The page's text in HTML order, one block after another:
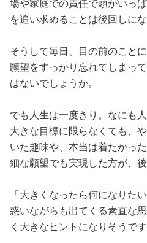
場や家庭での責任で頭がいっ
を追い求めることは後回しにな
そうして毎日、目の前のこと
願望をすっかり忘れてしまっ
はないでしょうか。
でも人生は一度きり。なにも
大きな目標に限らなくても、
いた趣味や、本当は着たかっ
細な願望でも実現した方が、
「大きくなったら何になりた
惑いながらも出てくる素直な
く大きなヒントになりそうです